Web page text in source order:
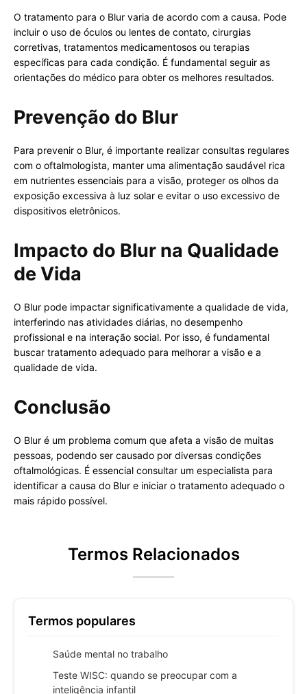
O tratamento para o Blur varia de acordo com a causa. Pode
incluir o uso de óculos ou lentes de contato, cirurgias
corretivas, tratamentos medicamentosos ou terapias
específicas para cada condição. É fundamental seguir as
orientações do médico para obter os melhores resultados.
Prevenção do Blur
Para prevenir o Blur, é importante realizar consultas regulares
com o oftalmologista, manter uma alimentação saudável rica
em nutrientes essenciais para a visão, proteger os olhos da
exposição excessiva à luz solar e evitar o uso excessivo de
dispositivos eletrônicos.
Impacto do Blur na Qualidade
de Vida
O Blur pode impactar significativamente a qualidade de vida,
interferindo nas atividades diárias, no desempenho
profissional e na interação social. Por isso, é fundamental
buscar tratamento adequado para melhorar a visão e a
qualidade de vida.
Conclusão
O Blur é um problema comum que afeta a visão de muitas
pessoas, podendo ser causado por diversas condições
oftalmológicas. É essencial consultar um especialista para
identificar a causa do Blur e iniciar o tratamento adequado o
mais rápido possível.
Termos Relacionados
Termos populares
Saúde mental no trabalho
Teste WISC: quando se preocupar com a
inteligência infantil